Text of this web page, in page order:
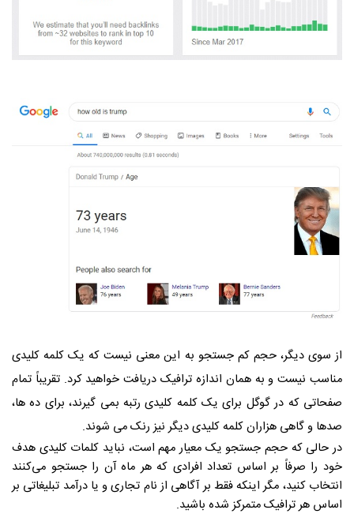
از سوی دیگر، حجم کم جستجو به این معنی نیست که یک کلمه کلیدی
مناسب نیست و به همان اندازه ترافیک دریافت خواهید کرد. تقریباً تمام
صفحاتی که در گوگل برای یک کلمه کلیدی رتبه بمی گیرند، برای ده ها،
صدها و گاهی هزاران کلمه کلیدی دیگر نیز رنک می شوند.
در حالی که حجم جستجو یک معیار مهم است، نباید کلمات کلیدی هدف
خود را صرفاً بر اساس تعداد افرادی که هر ماه آن را جستجو می‌کنند
انتخاب کنید، مگر اینکه فقط بر آگاهی از نام تجاری و یا درآمد تبلیغاتی بر
اساس هر ترافیک متمرکز شده باشید.